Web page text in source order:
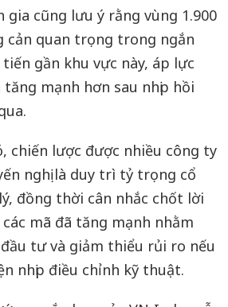
gia cũng lưu ý rằng vùng 1.900
cản quan trọng trong ngắn
gần khu vực này, áp lực
mạnh hơn sau nhịp hồi
chiến lược được nhiều công ty
nghị là duy trì tỷ trọng cổ
đồng thời cân nhắc chốt lời
mã đã tăng mạnh nhằm
tư và giảm thiểu rủi ro nếu
nhịp điều chỉnh kỹ thuật.